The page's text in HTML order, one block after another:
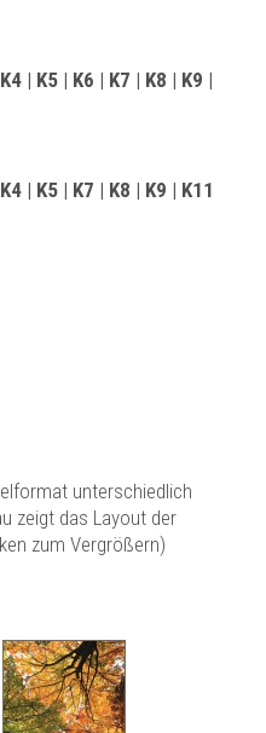
| K5 | K6 | K7 | K8 | K9 |
| K5 | K7 | K8 | K9 | K11
unterschiedlich
zeigt das Layout der
zum Vergrößern)